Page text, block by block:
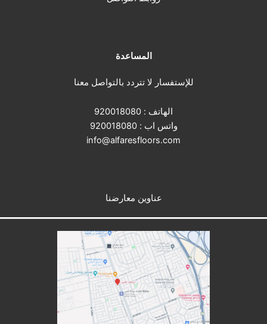
المساعدة
للإستفسار لا تتردد بالتواصل معنا
الهاتف : 920018080
واتس اب :920018080
info@alfaresfloors.com
عناوين معارضنا